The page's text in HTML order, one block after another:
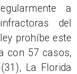
a
del
prohíbe este
con 57 casos,
La Florida